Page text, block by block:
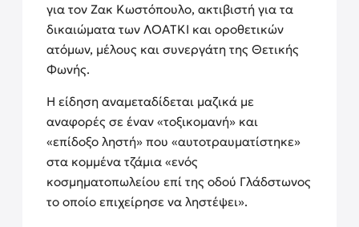
για τον Ζακ Κωστόπουλο, ακτιβιστή για τα
δικαιώματα των ΛΟΑΤΚΙ και οροθετικών
ατόμων, μέλους και συνεργάτη της Θετικής
Φωνής.
Η είδηση αναμεταδίδεται μαζικά με
αναφορές σε έναν «τοξικομανή» και
«επίδοξο ληστή» που «αυτοτραυματίστηκε»
στα κομμένα τζάμια «ενός
κοσμηματοπωλείου επί της οδού Γλάδστωνος
το οποίο επιχείρησε να ληστέψει».